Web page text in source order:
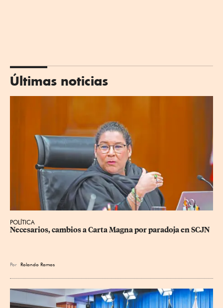
Últimas noticias
POLÍTICA
Necesarios, cambios a Carta Magna por paradoja en SCJN
Por Rolando Ramos